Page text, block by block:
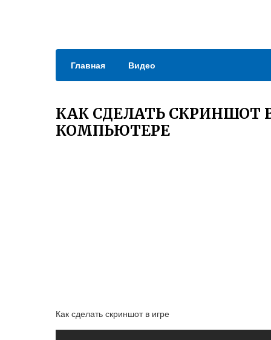
Главная Видео
КАК СДЕЛАТЬ СКРИНШОТ
КОМПЬЮТЕРЕ
Как сделать скриншот в игре